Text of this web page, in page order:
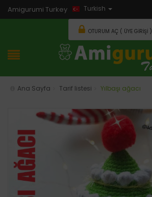
Amigurumi Turkey Turkish
OTURUM AÇ ( ÜYE GIRIŞI )
Ana Sayfa Tarif listesi Yılbaşı ağacı